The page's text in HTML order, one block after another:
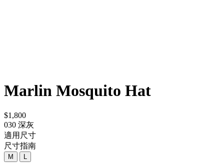
Marlin Mosquito Hat
$1,800
030 深灰
適用尺寸
尺寸指南
M